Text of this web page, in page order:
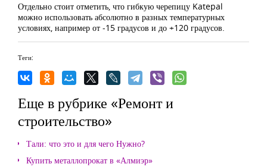
Отдельно стоит отметить, что гибкую черепицу Katepal
можно использовать абсолютно в разных температурных
условиях, например от -15 градусов и до +120 градусов.
Теги:
Еще в рубрике «Ремонт и
строительство»
Тали: что это и для чего Нужно?
Купить металлопрокат в «Алмиэр»